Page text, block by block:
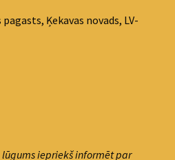
Ķekavas novads, LV-
iepriekš informēt par